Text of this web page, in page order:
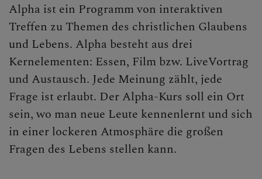
Alpha ist ein Programm von interaktiven
Treffen zu Themen des christlichen Glaubens
und Lebens. Alpha besteht aus drei
Kernelementen: Essen, Film bzw. LiveVortrag
und Austausch. Jede Meinung zählt, jede
Frage ist erlaubt. Der Alpha-Kurs soll ein Ort
sein, wo man neue Leute kennenlernt und sich
in einer lockeren Atmosphäre die großen
Fragen des Lebens stellen kann.